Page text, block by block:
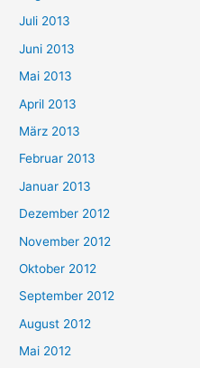
Juli 2013
Juni 2013
Mai 2013
April 2013
März 2013
Februar 2013
Januar 2013
Dezember 2012
November 2012
Oktober 2012
September 2012
August 2012
Mai 2012